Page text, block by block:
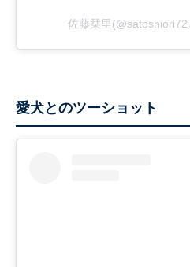
佐藤栞里
愛犬とのツーショット